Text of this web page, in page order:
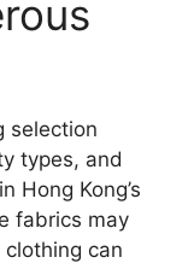
selection
types, and
Hong Kong’s
fabrics may
can